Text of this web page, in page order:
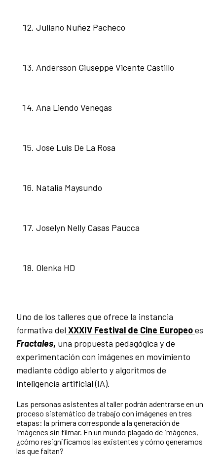
Juliano Nuñez Pacheco
Andersson Giuseppe Vicente Castillo
Ana Liendo Venegas
Jose Luis De La Rosa
Natalia Maysundo
Joselyn Nelly Casas Paucca
Olenka HD
Uno de los talleres que ofrece la instancia
formativa del XXXIV Festival de Cine Europeoes
Fractales, una propuesta pedagógica y de
experimentación con imágenes en movimiento
mediante código abierto y algoritmos de
inteligencia artificial (IA).
Las personas asistentes al taller podrán adentrarse en un
proceso sistemático de trabajo con imágenes en tres
etapas: la primera corresponde a la generación de
imágenes sin filmar. En un mundo plagado de imágenes,
¿cómo resignificamos las existentes y cómo generamos
las que faltan?